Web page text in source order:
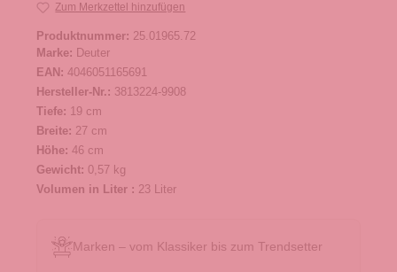
Zum Merkzettel hinzufügen
Produktnummer: 25.01965.72
Marke: Deuter
EAN: 4046051165691
Hersteller-Nr.: 3813224-9908
Tiefe: 19 cm
Breite: 27 cm
Höhe: 46 cm
Gewicht: 0,57 kg
Volumen in Liter : 23 Liter
Marken – vom Klassiker bis zum Trendsetter